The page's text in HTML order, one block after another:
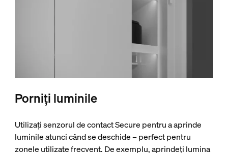
Porniți luminile
Utilizați senzorul de contact Secure pentru a aprinde
luminile atunci când se deschide – perfect pentru
zonele utilizate frecvent. De exemplu, aprindeți lumina